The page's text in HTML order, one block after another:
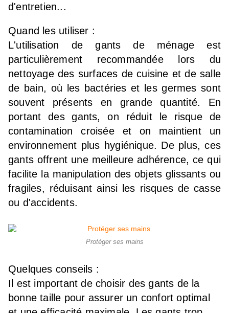
d'entretien...
Quand les utiliser :
L'utilisation de gants de ménage est
particulièrement recommandée lors du
nettoyage des surfaces de cuisine et de salle
de bain, où les bactéries et les germes sont
souvent présents en grande quantité. En
portant des gants, on réduit le risque de
contamination croisée et on maintient un
environnement plus hygiénique. De plus, ces
gants offrent une meilleure adhérence, ce qui
facilite la manipulation des objets glissants ou
fragiles, réduisant ainsi les risques de casse
ou d'accidents.
Protéger ses mains
Quelques conseils :
Il est important de choisir des gants de la
bonne taille pour assurer un confort optimal